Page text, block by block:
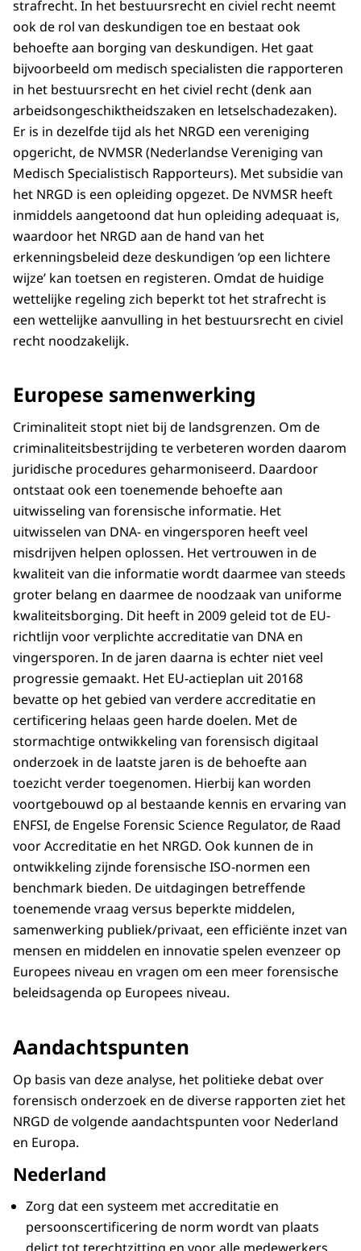
strafrecht. In het bestuursrecht en civiel recht neemt
ook de rol van deskundigen toe en bestaat ook
behoefte aan borging van deskundigen. Het gaat
bijvoorbeeld om medisch specialisten die rapporteren
in het bestuursrecht en het civiel recht (denk aan
arbeidsongeschiktheidszaken en letselschadezaken).
Er is in dezelfde tijd als het NRGD een vereniging
opgericht, de NVMSR (Nederlandse Vereniging van
Medisch Specialistisch Rapporteurs). Met subsidie van
het NRGD is een opleiding opgezet. De NVMSR heeft
inmiddels aangetoond dat hun opleiding adequaat is,
waardoor het NRGD aan de hand van het
erkenningsbeleid deze deskundigen ‘op een lichtere
wijze’ kan toetsen en registeren. Omdat de huidige
wettelijke regeling zich beperkt tot het strafrecht is
een wettelijke aanvulling in het bestuursrecht en civiel
recht noodzakelijk.
Europese samenwerking
Criminaliteit stopt niet bij de landsgrenzen. Om de
criminaliteitsbestrijding te verbeteren worden daarom
juridische procedures geharmoniseerd. Daardoor
ontstaat ook een toenemende behoefte aan
uitwisseling van forensische informatie. Het
uitwisselen van DNA- en vingersporen heeft veel
misdrijven helpen oplossen. Het vertrouwen in de
kwaliteit van die informatie wordt daarmee van steeds
groter belang en daarmee de noodzaak van uniforme
kwaliteitsborging. Dit heeft in 2009 geleid tot de EU-
richtlijn voor verplichte accreditatie van DNA en
vingersporen. In de jaren daarna is echter niet veel
progressie gemaakt. Het EU-actieplan uit 20168
bevatte op het gebied van verdere accreditatie en
certificering helaas geen harde doelen. Met de
stormachtige ontwikkeling van forensisch digitaal
onderzoek in de laatste jaren is de behoefte aan
toezicht verder toegenomen. Hierbij kan worden
voortgebouwd op al bestaande kennis en ervaring van
ENFSI, de Engelse Forensic Science Regulator, de Raad
voor Accreditatie en het NRGD. Ook kunnen de in
ontwikkeling zijnde forensische ISO-normen een
benchmark bieden. De uitdagingen betreffende
toenemende vraag versus beperkte middelen,
samenwerking publiek/privaat, een efficiënte inzet van
mensen en middelen en innovatie spelen evenzeer op
Europees niveau en vragen om een meer forensische
beleidsagenda op Europees niveau.
Aandachtspunten
Op basis van deze analyse, het politieke debat over
forensisch onderzoek en de diverse rapporten ziet het
NRGD de volgende aandachtspunten voor Nederland
en Europa.
Nederland
Zorg dat een systeem met accreditatie en
persoonscertificering de norm wordt van plaats
delict tot terechtzitting en voor alle medewerkers